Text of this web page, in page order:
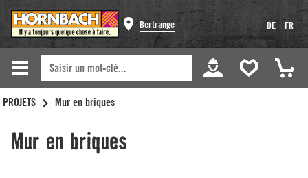
Bertrange DE FR